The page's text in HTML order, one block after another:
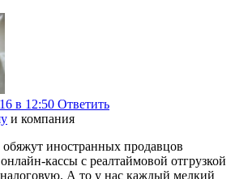
в 12:50 Ответить
и компания
иностранных продавцов
кассы с реалтаймовой отгрузкой
А то у нас каждый мелкий